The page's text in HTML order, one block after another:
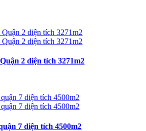
2 diện tích 3271m2
7 diện tích 4500m2